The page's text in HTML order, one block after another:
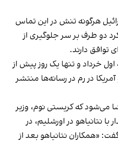
هرگونه تنش در این تماس
دو طرف بر سر جلوگیری از
توافق دارند.
خرداد و تنها یک روز پیش از
در رم در رسانه‌ها منتشر
می‌شود که کریستی نوم، وزیر
با نتانیاهو در اورشلیم، در
«همکاران نتانیاهو بعد از